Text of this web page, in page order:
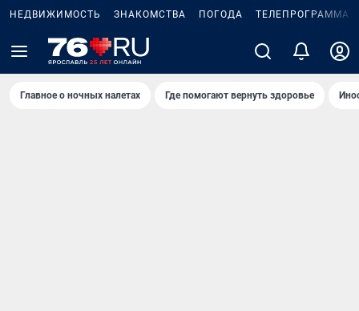
НЕДВИЖИМОСТЬ ЗНАКОМСТВА ПОГОДА ТЕЛЕПРОГРАММА
Главное о ночных налетах Где помогают вернуть здоровье